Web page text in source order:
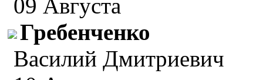
09 Августа
Гребенченко
Василий Дмитриевич